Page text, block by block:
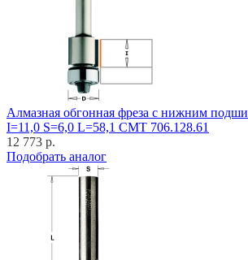
Алмазная обгонная фреза с нижним
I=11,0 S=6,0 L=58,1 CMT 706.128.61
12 773 р.
Подобрать аналог